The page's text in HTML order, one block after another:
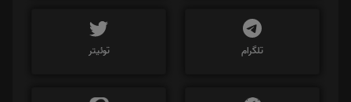
تلگرام توئیتر